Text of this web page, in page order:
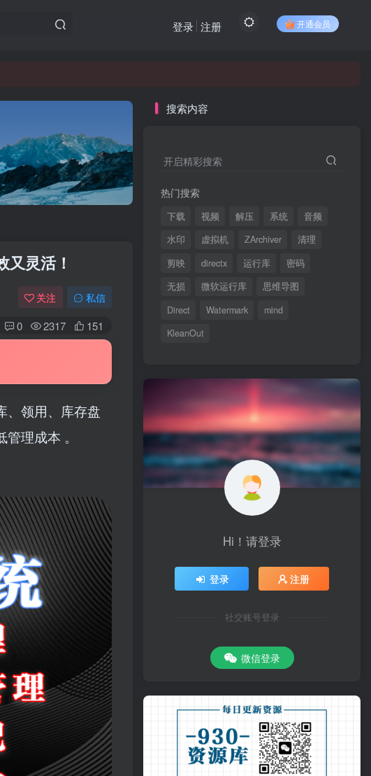
开通会员
登录 注册
灵活！
关注 私信
0 2317 151
、领用、库存盘
理成本 。
搜索内容
开启精彩搜索
热门搜索
下载 视频 解压 系统
音频
水印
虚拟机 ZArchiver
清理
剪映
directx 运行库
密码
无损
微软运行库
思维导图
Direct
Watermark
mind
KleanOut
Hi！请登录
登录 注册
社交账号登录
微信登录